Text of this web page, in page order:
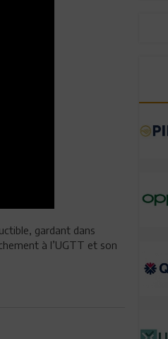
gardant dans
à l’UGTT et son